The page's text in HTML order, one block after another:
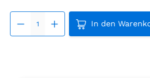
Produkt
In den